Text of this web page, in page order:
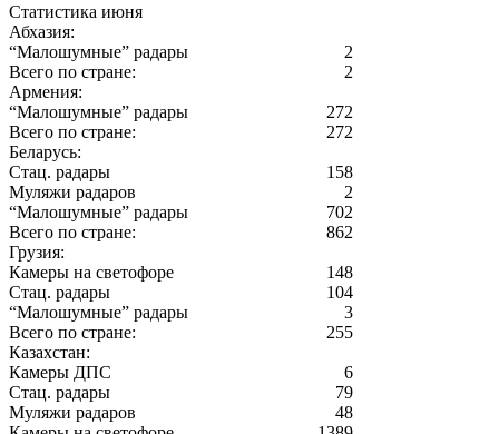
Статистика июня
Абхазия:
“Малошумные” радары
2
Всего по стране:
2
Армения:
“Малошумные” радары
272
Всего по стране:
272
Беларусь:
Стац. радары
158
Муляжи радаров
2
“Малошумные” радары
702
Всего по стране:
862
Грузия:
Камеры на светофоре
148
Стац. радары
104
“Малошумные” радары
3
Всего по стране:
255
Казахстан:
Камеры ДПС
6
Стац. радары
79
Муляжи радаров
48